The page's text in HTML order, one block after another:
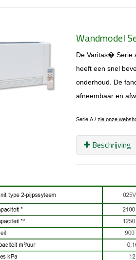
Wandmodel
De Varitas� Serie
heeft een snel
onderhoud. De
afneembaar en
Serie A / zie onze
Beschrijving